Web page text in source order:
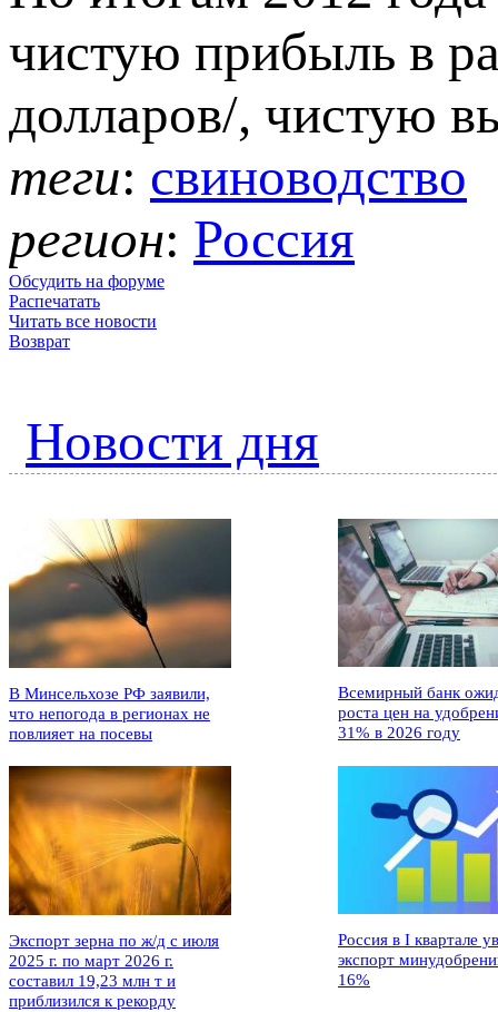
чистую прибыль в
долларов/, чистую
теги: свиноводство
регион: Россия
Обсудить на форуме
Распечатать
Читать все новости
Возврат
Новости дня
В Минсельхозе РФ заявили,
что непогода в регионах не
повлияет на посевы
Всемирный банк
роста цен на
31% в 2026 году
Экспорт зерна по ж/д с июля
2025 г. по март 2026 г.
составил 19,23 млн т и
приблизился к рекорду
Россия в I квартале
экспорт
16%